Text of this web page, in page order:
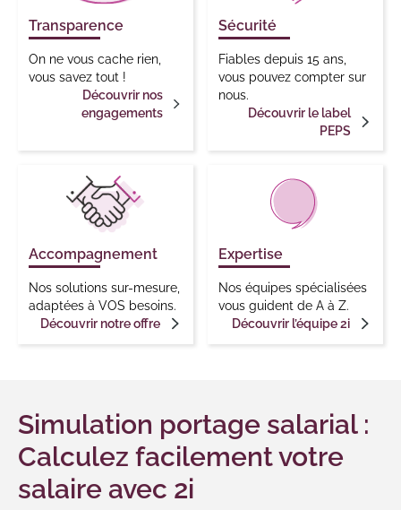
Transparence
On ne vous cache rien,
vous savez tout !
Découvrir nos
engagements
Sécurité
Fiables depuis 15 ans,
vous pouvez compter sur
nous.
Découvrir le label
PEPS
Accompagnement
Nos solutions sur-mesure,
adaptées à VOS besoins.
Découvrir notre offre
Expertise
Nos équipes spécialisées
vous guident de A à Z.
Découvrir l’équipe 2i
Simulation portage salarial :
Calculez facilement votre
salaire avec 2i